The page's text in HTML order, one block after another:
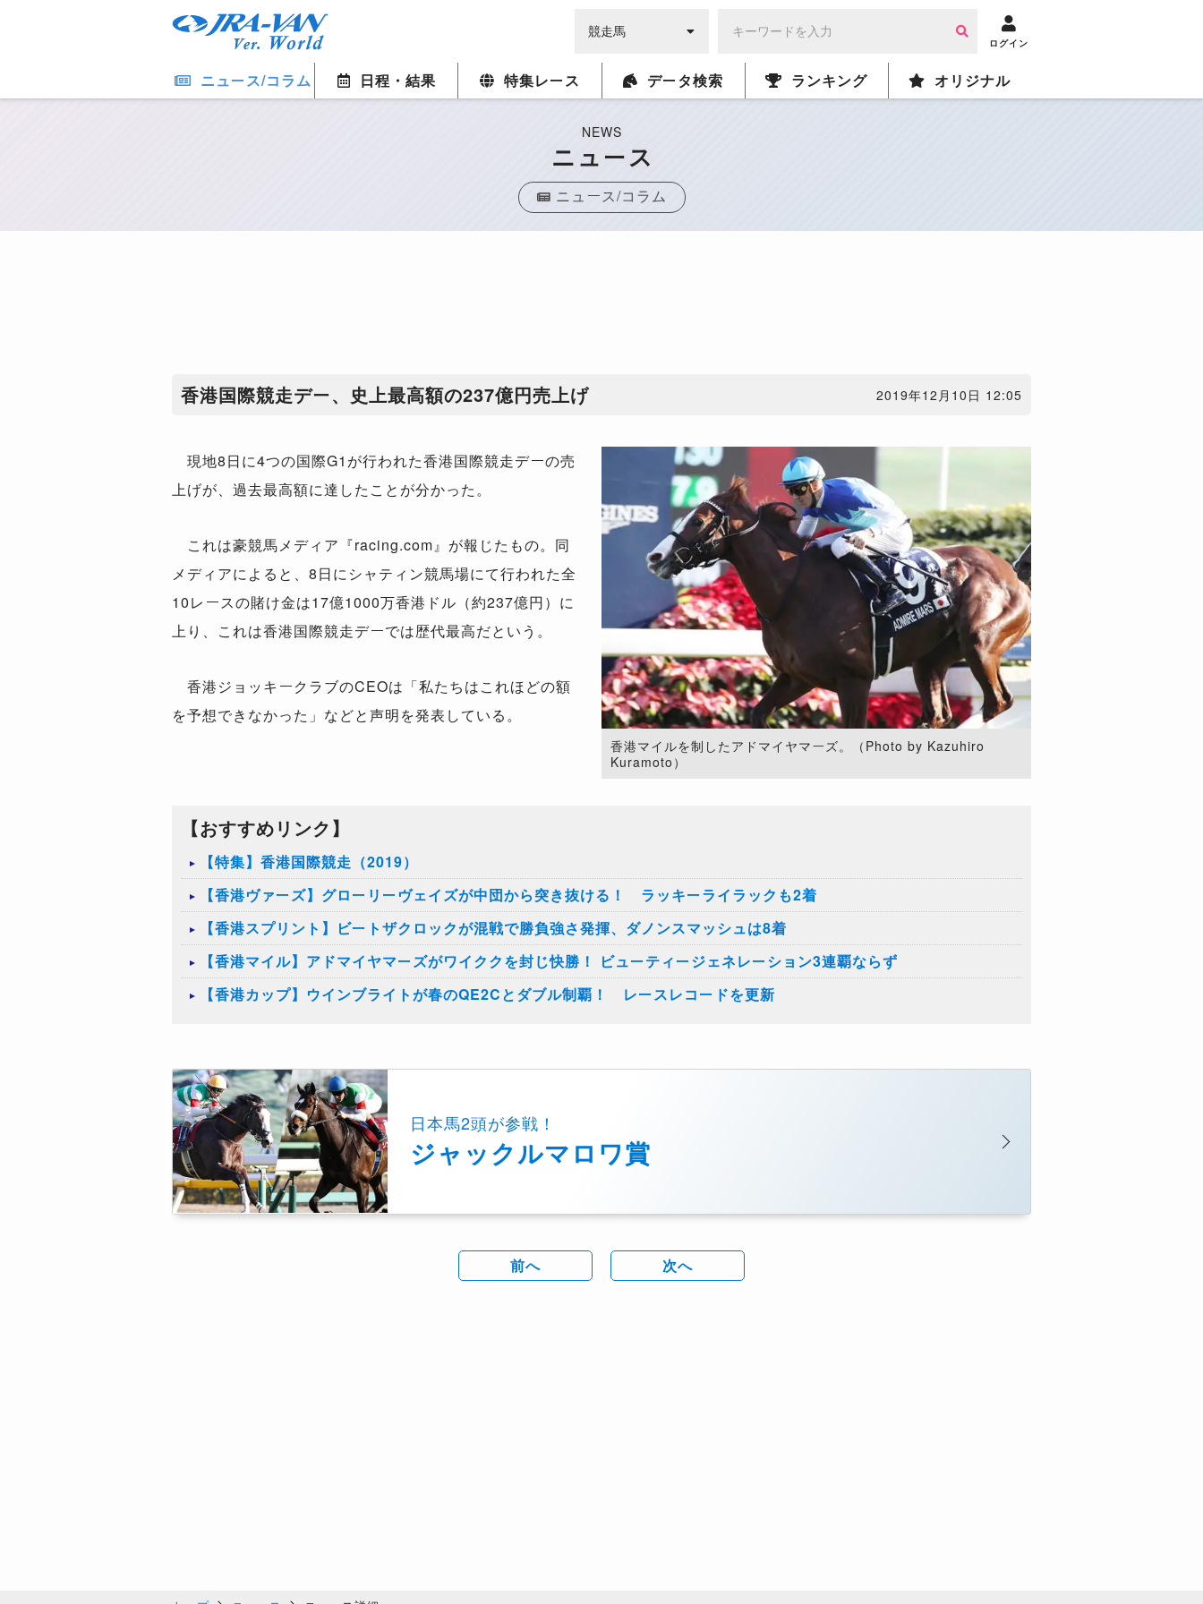
ログイン
ニュース/コラム 日程・結果 特集レース データ検索 ランキング オリジナル
NEWS
ニュース
ニュース/コラム
​香港国際競走デー、史上最高額の237億円売上げ 2019年12月10日 12:05
香港マイルを制したアドマイヤマーズ。（Photo by Kazuhiro
Kuramoto）
現地8日に4つの国際G1が行われた香港国際競走デーの売
上げが、過去最高額に達したことが分かった。
これは豪競馬メディア『racing.com』が報じたもの。同
メディアによると、8日にシャティン競馬場にて行われた全
10レースの賭け金は17億1000万香港ドル（約237億円）に
上り、これは香港国際競走デーでは歴代最高だという。
香港ジョッキークラブのCEOは「私たちはこれほどの額
を予想できなかった」などと声明を発表している。
【おすすめリンク】
【特集】香港国際競走（2019）
【香港ヴァーズ】グローリーヴェイズが中団から突き抜ける！ ラッキーライラックも2着
【香港スプリント】ビートザクロックが混戦で勝負強さ発揮、ダノンスマッシュは8着
【香港マイル】アドマイヤマーズがワイククを封じ快勝！ ビューティージェネレーション3連覇ならず
【香港カップ】ウインブライトが春のQE2Cとダブル制覇！ レースレコードを更新
日本馬2頭が参戦！
ジャックルマロワ賞
前へ 次へ